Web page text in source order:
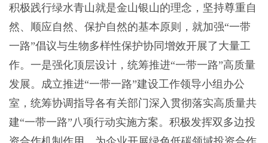
积极践行绿水青山就是金山银山的理念，坚持尊重自
然、顺应自然、保护自然的基本原则，就加强“一带
一路”倡议与生物多样性保护协同增效开展了大量工
作。一是强化顶层设计，统筹推进“一带一路”高质量
发展。成立推进“一带一路”建设工作领导小组办公
室，统筹协调指导各有关部门深入贯彻落实高质量共
建“一带一路”八项行动实施方案。积极发挥双多边投